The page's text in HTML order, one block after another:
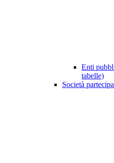
Enti
tabelle)
Società